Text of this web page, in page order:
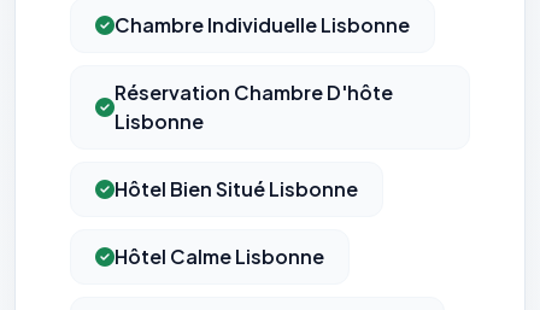
Chambre Individuelle Lisbonne
Réservation Chambre D'hôte
Lisbonne
Hôtel Bien Situé Lisbonne
Hôtel Calme Lisbonne